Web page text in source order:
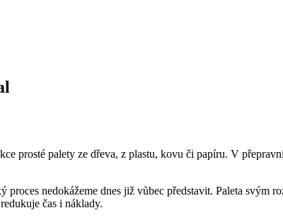
prosté palety ze dřeva, z plastu, kovu či papíru. V
proces nedokážeme dnes již vůbec představit. Paleta
čas i náklady.